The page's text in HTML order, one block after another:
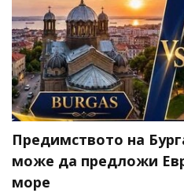
Предимството на
може да предложи
море